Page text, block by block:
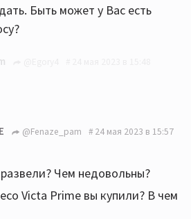
Быть может у Вас есть
пребывания тут на форуме
ходить на форумы,вас
@Fenaze_pam 24 мая 2023 в 15:57
Чем недовольны?
Victa Prime вы купили? В чем